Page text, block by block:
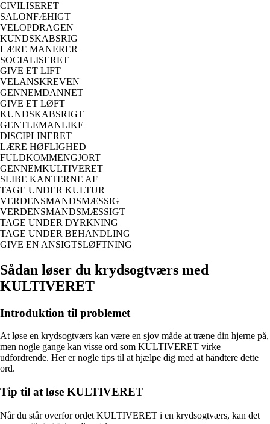
CIVILISERET
SALONFÆHIGT
VELOPDRAGEN
KUNDSKABSRIG
LÆRE MANERER
SOCIALISERET
GIVE ET LIFT
VELANSKREVEN
GENNEMDANNET
GIVE ET LØFT
KUNDSKABSRIGT
GENTLEMANLIKE
DISCIPLINERET
LÆRE HØFLIGHED
FULDKOMMENGJORT
GENNEMKULTIVERET
SLIBE KANTERNE AF
TAGE UNDER KULTUR
VERDENSMANDSMÆSSIG
VERDENSMANDSMÆSSIGT
TAGE UNDER DYRKNING
TAGE UNDER BEHANDLING
GIVE EN ANSIGTSLØFTNING
Sådan løser du krydsogtværs med
KULTIVERET
Introduktion til problemet
At løse en krydsogtværs kan være en sjov måde at træne din hjerne på,
men nogle gange kan visse ord som KULTIVERET virke
udfordrende. Her er nogle tips til at hjælpe dig med at håndtere dette
ord.
Tip til at løse KULTIVERET
Når du står overfor ordet KULTIVERET i en krydsogtværs, kan det